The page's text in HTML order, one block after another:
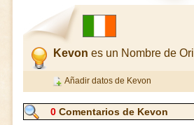
Kevon es un Nombre de
Añadir datos de Kevon
0 Comentarios de Kevon